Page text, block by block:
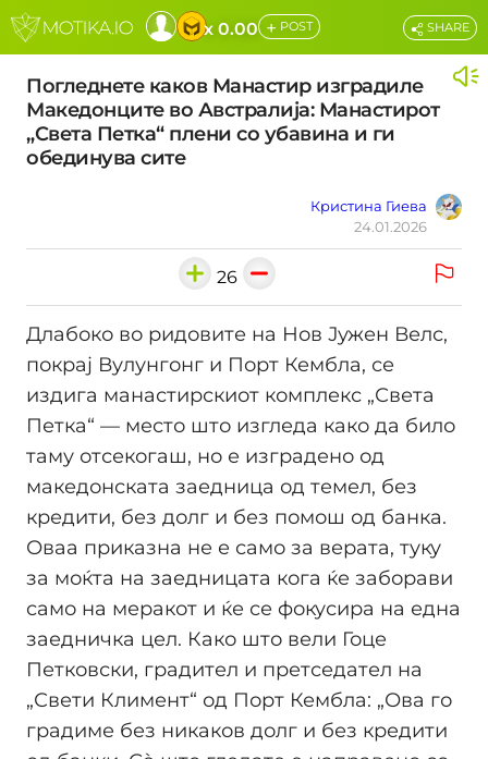
x 0.00 + POST
Погледнете каков Манастир изградиле
Македонците во Австралија: Манастирот
„Света Петка“ плени со убавина и ги
обединува сите
Кристина Гиева
24.01.2026
SHARE
26
Длабоко во ридовите на Нов Јужен Велс,
покрај Вулунгонг и Порт Кембла, се
издига манастирскиот комплекс „Света
Петка“ — место што изгледа како да било
таму отсекогаш, но е изградено од
македонската заедница од темел, без
кредити, без долг и без помош од банка.
Оваа приказна не е само за верата, туку
за моќта на заедницата кога ќе заборави
само на меракот и ќе се фокусира на една
заедничка цел. Како што вели Гоце
Петковски, градител и претседател на
„Свети Климент“ од Порт Кембла: „Ова го
градиме без никаков долг и без кредити